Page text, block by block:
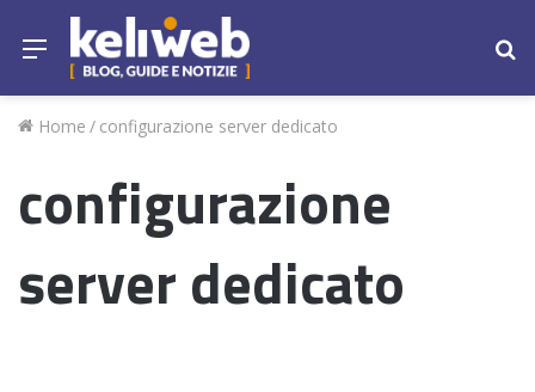
Menu
Home / configurazione server dedicato
configurazione
server dedicato